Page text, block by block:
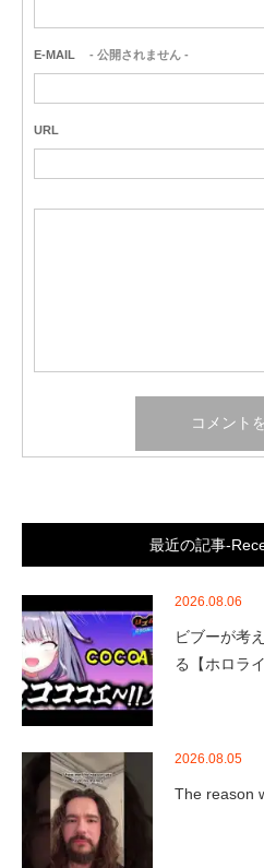
E-MAIL - 公開されません -
URL
最近の記事-
2026.08.06
ビブーが考
る【ホロラ
2026.08.05
The reason